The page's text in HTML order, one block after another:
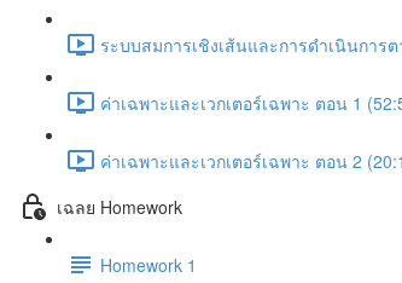
ระบบสมการเชิงเส้นและการดำเนินกา
ค่าเฉพาะและเวกเตอร์เฉพาะ ตอน 1
ค่าเฉพาะและเวกเตอร์เฉพาะ ตอน 2
เฉลย Homework
Homework 1